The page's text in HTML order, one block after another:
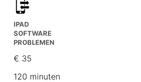
IPAD
SOFTWARE
PROBLEMEN
€ 35
120 minuten